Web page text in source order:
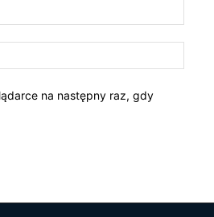
na następny raz, gdy